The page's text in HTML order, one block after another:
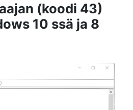
(koodi 43)
10 ssä ja 8